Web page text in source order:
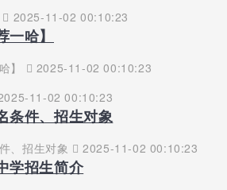
2025-11-02 00:10:23
哈】
】
2025-11-02 00:10:23
11-02 00:10:23
条件、招生对象
、招生对象 2025-11-02 00:10:23
学招生简介